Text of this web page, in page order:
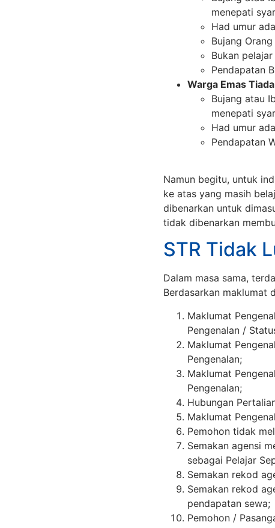
menepati
Had umur
Bujang
Bukan
Pendapatan
Warga Emas
Bujang atau
menepati
Had umur
Pendapatan
Namun begitu, untuk
ke atas yang masih
dibenarkan untuk
tidak dibenarkan
STR Tidak
Dalam masa sama,
Berdasarkan maklumat
Maklumat
Pengenalan /
Maklumat
Pengenalan;
Maklumat
Pengenalan;
Hubungan
Maklumat
Pemohon tidak
Semakan agensi
sebagai Pelajar
Semakan rekod
Semakan rekod
pendapatan sewa;
Pemohon /